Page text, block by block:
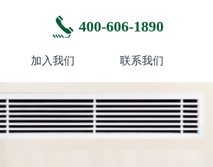
400-606-1890
加入我们 联系我们